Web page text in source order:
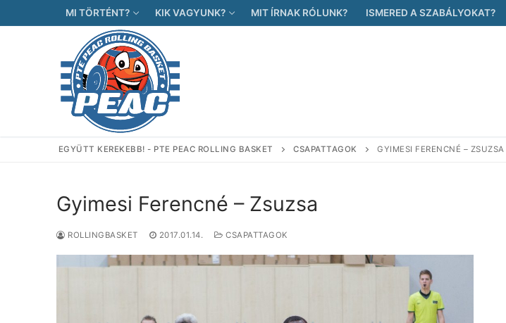
a
MI TÖRTÉNT? KIK VAGYUNK? MIT ÍRNAK RÓLUNK? ISMERED A SZABÁLYOKAT?
EGYÜTT KEREKEBB! - PTE PEAC ROLLING BASKET CSAPATTAGOK GYIMESI FERENCNÉ – ZSUZSA
Gyimesi Ferencné – Zsuzsa
ROLLINGBASKET 2017.01.14. CSAPATTAGOK